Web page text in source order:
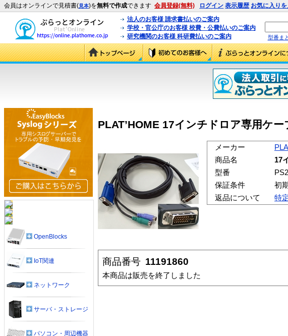
会員はオンラインで見積書(見本)を無料で作成できます 会員登録(無料) ログイン 表示履歴 お気に入りを
法人のお客様 請求書払いのご案内
学校・官公庁のお客様 校費・公費払いのご案内
研究機関のお客様 科研費払いのご案内
型番ま
PLAT’HOME 17インチドロア専用ケ
メーカー
商品名
17
型番
保証条件
初
返品について
特
商品番号 11191860
本商品は販売を終了しました
OpenBlocks
IoT関連
ネットワーク
サーバ・ストレージ
パソコン・周辺機器